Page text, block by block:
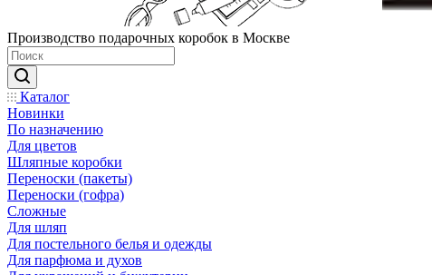
Производство подарочных коробок в Москве
Каталог
Новинки
По назначению
Для цветов
Шляпные коробки
Переноски (пакеты)
Переноски (гофра)
Сложные
Для шляп
Для постельного белья и одежды
Для парфюма и духов